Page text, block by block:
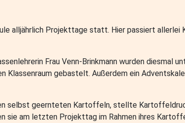
alljährlich Projekttage statt. Hier passiert allerlei
Frau Venn-Brinkmann wurden diesmal
Klassenraum gebastelt. Außerdem ein
selbst geernteten Kartoffeln, stellte
sie am letzten Projekttag im Rahmen ihres